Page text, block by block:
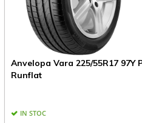
Anvelopa Vara 225/55R17 97Y
Runflat
IN STOC